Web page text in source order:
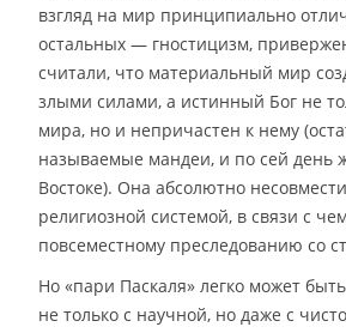
взгляд на мир принципиально
остальных — гностицизм,
считали, что материальный мир
злыми силами, а истинный Бог не
мира, но и непричастен к нему
называемые мандеи, и по сей день
Востоке). Она абсолютно
религиозной системой, в связи с
повсеместному преследованию со
Но «пари Паскаля» легко может
не только с научной, но даже с